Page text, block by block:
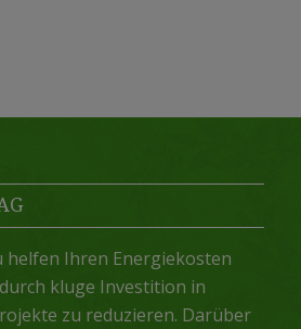
helfen Ihren Energiekosten
kluge Investition in
zu reduzieren. Darüber